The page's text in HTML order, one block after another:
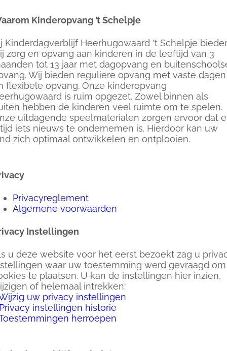
Kinderopvang ’t Schelpje
Kinderdagverblijf Heerhugowaard ‘t Schelpje
zorg en opvang aan kinderen in de leeftijd van 3
tot 13 jaar met dagopvang en
Wij bieden reguliere opvang met vaste dagen
flexibele opvang. Onze kinderopvang
is ruim opgezet. Zowel binnen als
hebben de kinderen veel ruimte om te spelen.
uitdagende speelmaterialen zorgen ervoor dat
iets nieuws te ondernemen is. Hierdoor kan uw
zich optimaal ontwikkelen en ontplooien.
Privacyreglement
Algemene voorwaarden
Instellingen
u deze website voor het eerst bezoekt zag u
waar uw toestemming werd gevraagd om
te plaatsen. U kan de instellingen hier inzien,
of helemaal intrekken:
uw privacy instellingen
instellingen historie
herroepen